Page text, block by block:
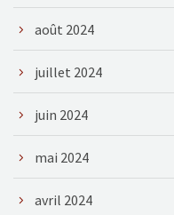
août 2024
juillet 2024
juin 2024
mai 2024
avril 2024